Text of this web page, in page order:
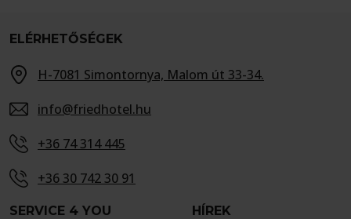
ELÉRHETŐSÉGEK
H-7081 Simontornya, Malom út 33-34.
info@friedhotel.hu
+36 74 314 445
+36 30 742 30 91
SERVICE 4 YOU HÍREK